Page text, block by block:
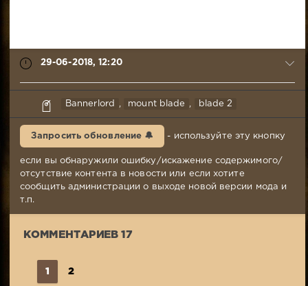
29-06-2018, 12:20
Pigrik
29-
12:20
Комментариев:
17
Bannerlord , mount blade , blade 2
Запросить обновление 🔔 - используйте эту кнопку
если вы обнаружили ошибку/искажение содержимого/
отсутствие контента в новости или если хотите
сообщить администрации о выходе новой версии мода и
т.п.
КОММЕНТАРИЕВ 17
1 2